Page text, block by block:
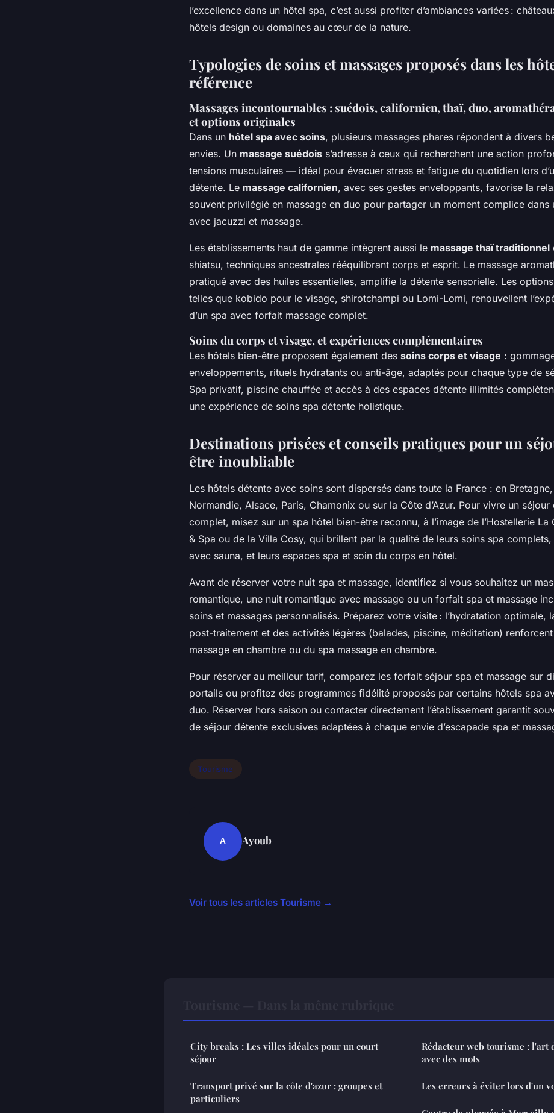
l’excellence dans un hôtel spa, c’est aussi profiter d’ambiances variées :
hôtels design ou domaines au cœur de la nature.
Typologies de soins et massages proposés dans les
référence
Massages incontournables : suédois, californien, thaï, duo,
et options originales
Dans un hôtel spa avec soins, plusieurs massages phares répondent à divers
envies. Un massage suédois s’adresse à ceux qui recherchent une action
tensions musculaires — idéal pour évacuer stress et fatigue du quotidien lors
détente. Le massage californien, avec ses gestes enveloppants, favorise la
souvent privilégié en massage en duo pour partager un moment complice dans
avec jacuzzi et massage.
Les établissements haut de gamme intègrent aussi le massage thaï traditionnel
shiatsu, techniques ancestrales rééquilibrant corps et esprit. Le massage
pratiqué avec des huiles essentielles, amplifie la détente sensorielle. Les
telles que kobido pour le visage, shirotchampi ou Lomi-Lomi, renouvellent
d’un spa avec forfait massage complet.
Soins du corps et visage, et expériences complémentaires
Les hôtels bien-être proposent également des soins corps et visage :
enveloppements, rituels hydratants ou anti-âge, adaptés pour chaque type de
Spa privatif, piscine chauffée et accès à des espaces détente illimités
une expérience de soins spa détente holistique.
Destinations prisées et conseils pratiques pour un
être inoubliable
Les hôtels détente avec soins sont dispersés dans toute la France : en Bretagne,
Normandie, Alsace, Paris, Chamonix ou sur la Côte d’Azur. Pour vivre un séjour
complet, misez sur un spa hôtel bien-être reconnu, à l’image de l’Hostellerie La
& Spa ou de la Villa Cosy, qui brillent par la qualité de leurs soins spa
avec sauna, et leurs espaces spa et soin du corps en hôtel.
Avant de réserver votre nuit spa et massage, identifiez si vous souhaitez un
romantique, une nuit romantique avec massage ou un forfait spa et massage
soins et massages personnalisés. Préparez votre visite : l’hydratation optimale,
post-traitement et des activités légères (balades, piscine, méditation) renforcent
massage en chambre ou du spa massage en chambre.
Pour réserver au meilleur tarif, comparez les forfait séjour spa et massage sur
portails ou profitez des programmes fidélité proposés par certains hôtels spa
duo. Réserver hors saison ou contacter directement l’établissement garantit
de séjour détente exclusives adaptées à chaque envie d’escapade spa et
Tourisme
A Ayoub
Voir tous les articles Tourisme →
City breaks : Les villes idéales pour un court
séjour
Transport privé sur la côte d'azur : groupes et
particuliers
Rédacteur web tourisme : l'art
avec des mots
Les erreurs à éviter lors d'un